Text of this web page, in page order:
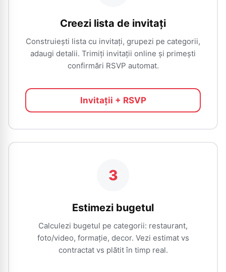
Creezi lista de invitați
Construiești lista cu invitați, grupezi pe categorii,
adaugi detalii. Trimiți invitații online și primești
confirmări RSVP automat.
Invitații + RSVP
3
Estimezi bugetul
Calculezi bugetul pe categorii: restaurant,
foto/video, formație, decor. Vezi estimat vs
contractat vs plătit în timp real.